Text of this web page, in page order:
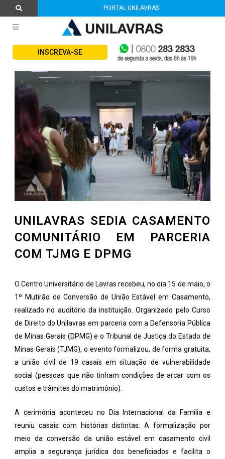
PORTAL UNILAVRAS
INSCREVA-SE
UNILAVRAS SEDIA CASAMENTO
COMUNITÁRIO EM PARCERIA
COM TJMG E DPMG
O Centro Universitário de Lavras recebeu, no dia 15 de maio, o
1º Mutirão de Conversão de União Estável em Casamento,
realizado no auditório da instituição. Organizado pelo Curso
de Direito do Unilavras em parceria com a Defensoria Pública
de Minas Gerais (DPMG) e o Tribunal de Justiça do Estado de
Minas Gerais (TJMG), o evento formalizou, de forma gratuita,
a união civil de 19 casais em situação de vulnerabilidade
social (pessoas que não tinham condições de arcar com os
custos e trâmites do matrimônio).
A cerimônia aconteceu no Dia Internacional da Família e
reuniu casais com histórias distintas. A formalização por
meio da conversão da união estável em casamento civil
amplia a segurança jurídica dos beneficiados e facilita o